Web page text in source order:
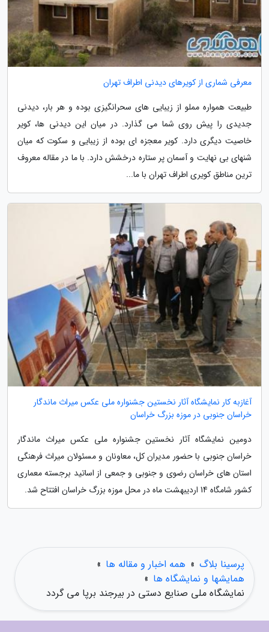
معرفی شماری از کویرهای دیدنی اطراف تهران
طبیعت همواره مملو از زیبایی های سحرانگیزی بوده و هر بار، دیدنی
جدیدی را پیش روی شما می گذارد. در میان این دیدنی ها، کویر
خاصیت دیگری دارد. کویر معجزه ای بوده از زیبایی و سکوت که میان
شنهای بی نهایت و آسمان پر ستاره درخشش دارد. با ما در مقاله معروف
ترین مناطق کویری اطراف تهران با ما...
آغازبه کار نمایشگاه آثار نخستین جشنواره ملی عکس میراث ماندگار
خراسان جنوبی در موزه بزرگ خراسان
دومین نمایشگاه آثار نخستین جشنواره ملی عکس میراث ماندگار
خراسان جنوبی با حضور مدیران کل، معاونان و مسئولان میراث فرهنگی
استان های خراسان رضوی و جنوبی و جمعی از اساتید برجسته معماری
کشور شامگاه 14 اردیبهشت ماه در محل موزه بزرگ خراسان افتتاح شد.
پرسینا بلاگ » همه اخبار و مقاله ها »
همایشها و نمایشگاه ها »
نمایشگاه ملی صنایع دستی در بیرجند برپا می گردد